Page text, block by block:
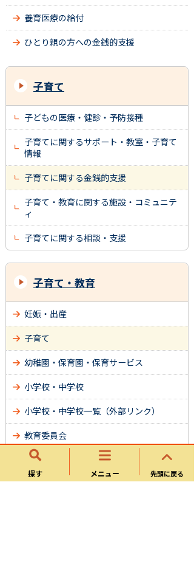
探す メニュー
養育医療の給付
ひとり親の方への金銭的支援
先頭に戻る
子育て
子どもの医療・健診・予防接種
子育てに関するサポート・教室・子育て
情報
子育てに関する金銭的支援
子育て・教育に関する施設・コミュニテ
ィ
子育てに関する相談・支援
子育て・教育
妊娠・出産
子育て
幼稚園・保育園・保育サービス
小学校・中学校
小学校・中学校一覧（外部リンク）
教育委員会
サイトマップ